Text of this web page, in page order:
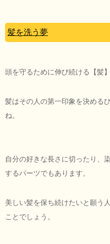
髪を洗う夢
頭を守るために伸び続ける【髪】
髪はその人の第一印象を決める
ね。
自分の好きな長さに切ったり、
するパーツでもあります。
美しい髪を保ち続けたいと願う
ことでしょう。